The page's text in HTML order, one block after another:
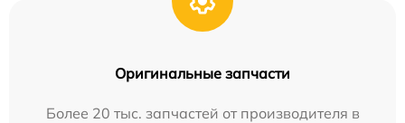
Оригинальные запчасти
Более 20 тыс. запчастей от производителя в